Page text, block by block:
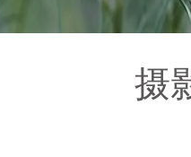
摄